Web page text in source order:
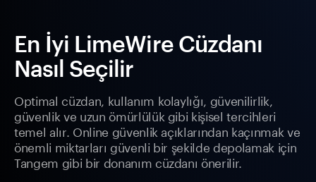
En İyi LimeWire Cüzdanı
Nasıl Seçilir
Optimal cüzdan, kullanım kolaylığı, güvenilirlik,
güvenlik ve uzun ömürlülük gibi kişisel tercihleri
temel alır. Online güvenlik açıklarından kaçınmak ve
önemli miktarları güvenli bir şekilde depolamak için
Tangem gibi bir donanım cüzdanı önerilir.